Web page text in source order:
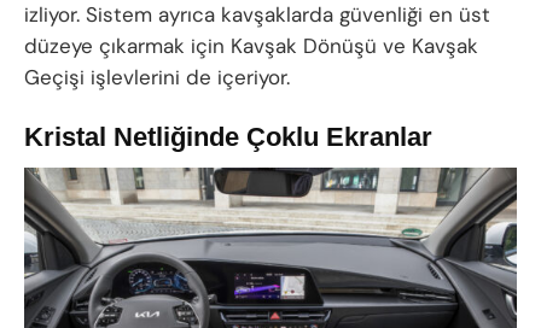
izliyor. Sistem ayrıca kavşaklarda güvenliği en üst
düzeye çıkarmak için Kavşak Dönüşü ve Kavşak
Geçişi işlevlerini de içeriyor.
Kristal Netliğinde Çoklu Ekranlar